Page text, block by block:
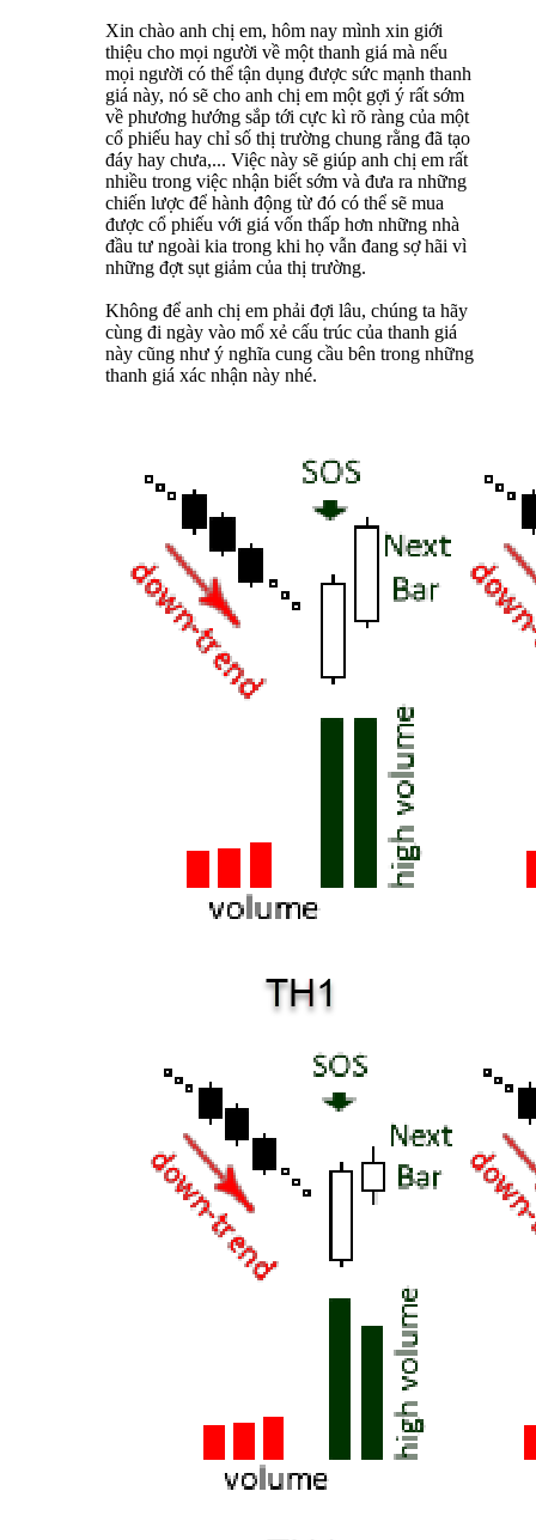
Xin chào anh chị em, hôm nay mình xin giới
thiệu cho mọi người về một thanh giá mà nếu
mọi người có thể tận dụng được sức mạnh thanh
giá này, nó sẽ cho anh chị em một gợi ý rất sớm
về phương hướng sắp tới cực kì rõ ràng của một
cổ phiếu hay chỉ số thị trường chung rằng đã tạo
đáy hay chưa,... Việc này sẽ giúp anh chị em rất
nhiều trong việc nhận biết sớm và đưa ra những
chiến lược để hành động từ đó có thể sẽ mua
được cổ phiếu với giá vốn thấp hơn những nhà
đầu tư ngoài kia trong khi họ vẫn đang sợ hãi vì
những đợt sụt giảm của thị trường.
Không để anh chị em phải đợi lâu, chúng ta hãy
cùng đi ngày vào mổ xẻ cấu trúc của thanh giá
này cũng như ý nghĩa cung cầu bên trong những
thanh giá xác nhận này nhé.